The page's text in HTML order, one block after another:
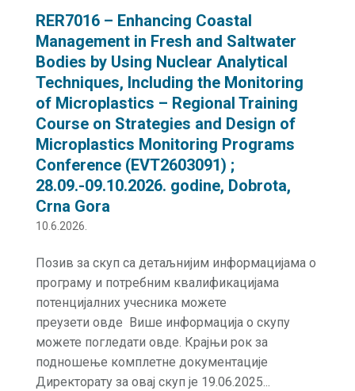
RER7016 – Enhancing Coastal
Management in Fresh and Saltwater
Bodies by Using Nuclear Analytical
Techniques, Including the Monitoring
of Microplastics – Regional Training
Course on Strategies and Design of
Microplastics Monitoring Programs
Conference (EVT2603091) ;
28.09.-09.10.2026. godine, Dobrota,
Crna Gora
10.6.2026.
Позив за скуп са детаљнијим информацијама о
програму и потребним квалификацијама
потенцијалних учесника можете
преузети овде Више информација о скупу
можете погледати овде. Крајњи рок за
подношење комплетне документације
Директорату за овај скуп је 19.06.2025...